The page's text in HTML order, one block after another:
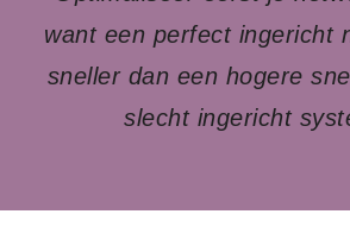
want een perfect ingericht
sneller dan een hogere
slecht ingericht